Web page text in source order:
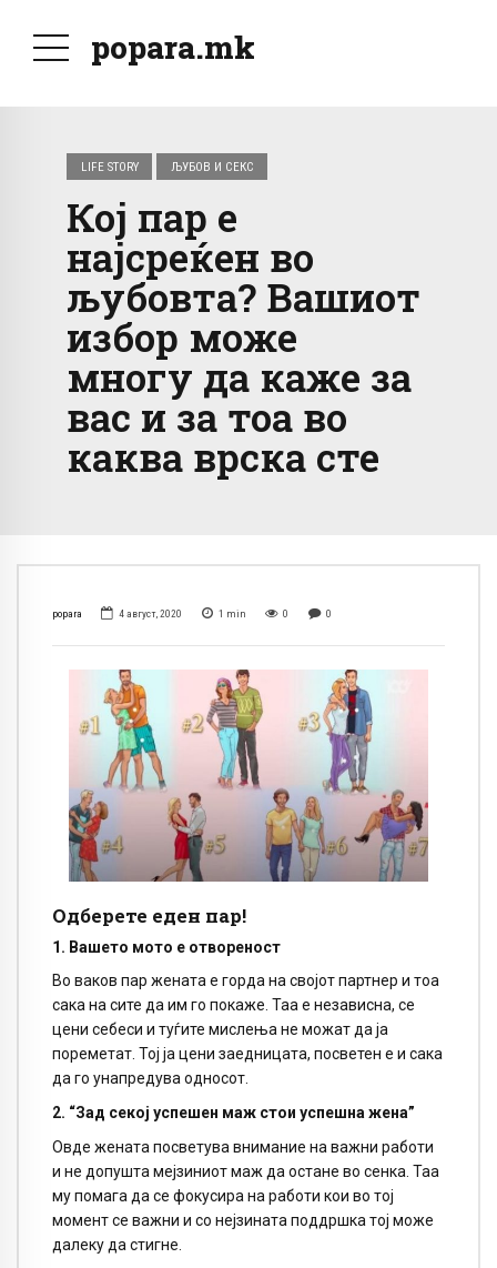
popara.mk
LIFE STORY ЉУБОВ И СЕКС
Кој пар е
најсреќен во
љубовта? Вашиот
избор може
многу да каже за
вас и за тоа во
каква врска сте
popara 4 август, 2020 1 min 0 0
Одберете еден пар!
1. Вашето мото е отвореност
Во ваков пар жената е горда на својот партнер и тоа
сака на сите да им го покаже. Таа е независна, се
цени себеси и туѓите мислења не можат да ја
пореметат. Тој ја цени заедницата, посветен е и сака
да го унапредува односот.
2. “Зад секој успешен маж стои успешна жена”
Овде жената посветува внимание на важни работи
и не допушта мејзиниот маж да остане во сенка. Таа
му помага да се фокусира на работи кои во тој
момент се важни и со нејзината поддршка тој може
далеку да стигне.